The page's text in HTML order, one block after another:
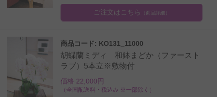
ご注文はこちら （商品詳細）
商品コード: KO131_11000
胡蝶蘭ミディ 和鉢まどか（ファースト
ラブ）5本立※敷物付
価格 22,000円
（全国配送料・税込み ※一部除く）